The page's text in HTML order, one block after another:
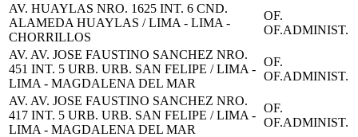
AV. HUAYLAS NRO. 1625 INT. 6 CND.
ALAMEDA HUAYLAS / LIMA - LIMA -
CHORRILLOS
OF.
OF.ADMINIST.
AV. AV. JOSE FAUSTINO SANCHEZ NRO.
451 INT. 5 URB. URB. SAN FELIPE / LIMA -
LIMA - MAGDALENA DEL MAR
OF.
OF.ADMINIST.
AV. AV. JOSE FAUSTINO SANCHEZ NRO.
417 INT. 5 URB. URB. SAN FELIPE / LIMA -
LIMA - MAGDALENA DEL MAR
OF.
OF.ADMINIST.